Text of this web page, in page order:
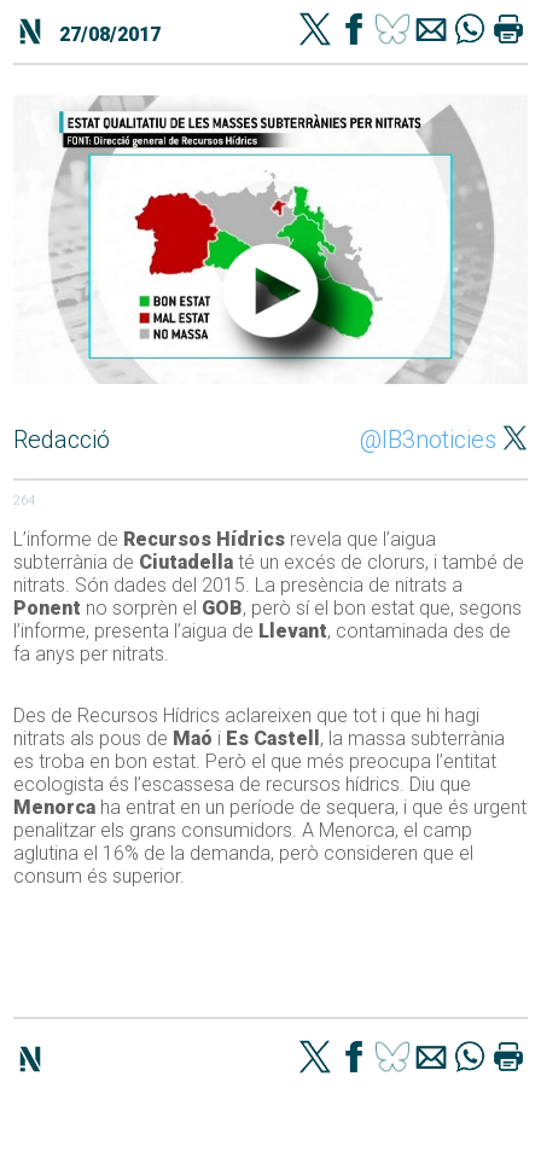
27/08/2017
Redacció @IB3noticies
264
L’informe de Recursos Hídrics revela que l’aigua
subterrània de Ciutadella té un excés de clorurs, i també de
nitrats. Són dades del 2015. La presència de nitrats a
Ponent no sorprèn el GOB, però sí el bon estat que, segons
l’informe, presenta l’aigua de Llevant, contaminada des de
fa anys per nitrats.
Des de Recursos Hídrics aclareixen que tot i que hi hagi
nitrats als pous de Maó i Es Castell , la massa subterrània
es troba en bon estat. Però el que més preocupa l’entitat
ecologista és l’escassesa de recursos hídrics. Diu que
Menorca ha entrat en un període de sequera, i que és urgent
penalitzar els grans consumidors. A Menorca, el camp
aglutina el 16% de la demanda, però consideren que el
consum és superior.